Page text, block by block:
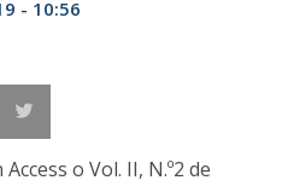
- 10:56
o Vol. II, N.º2 de